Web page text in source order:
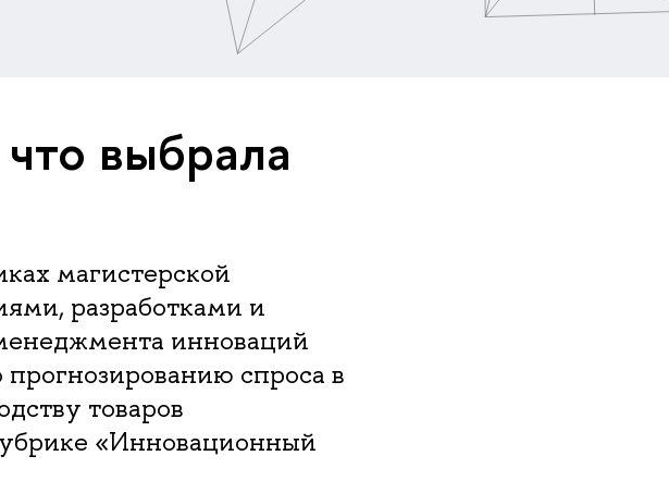
выбрала
магистерской
разработками и
инноваций
спроса в
товаров
«Инновационный